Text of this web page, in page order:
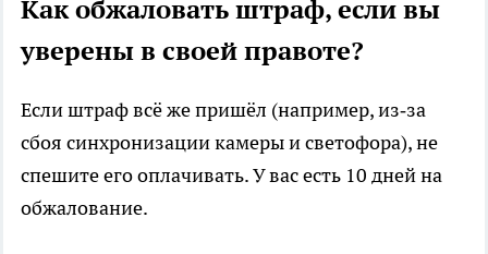
Как обжаловать штраф, если вы
уверены в своей правоте?
Если штраф всё же пришёл (например, из‑за
сбоя синхронизации камеры и светофора), не
спешите его оплачивать. У вас есть 10 дней на
обжалование.